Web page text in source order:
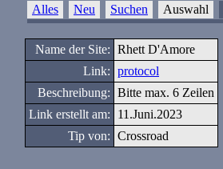
Alles Neu Suchen Auswahl
Name der Site: Rhett D'Amore
Link: protocol
Beschreibung: Bitte max. 6 Zeilen
Link erstellt am:
11.Juni.2023
Tip von: Crossroad